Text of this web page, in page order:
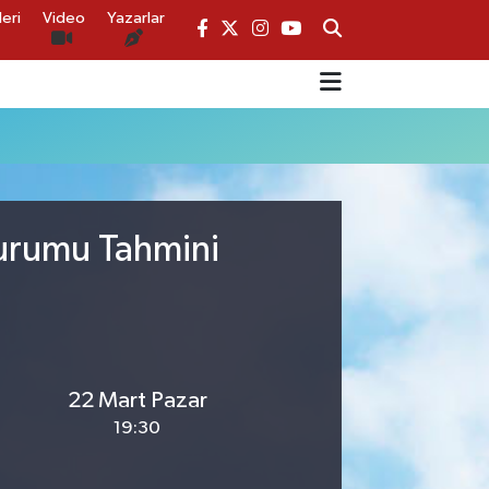
Video Yazarlar
Tahmini
22 Mart Pazar
19:30